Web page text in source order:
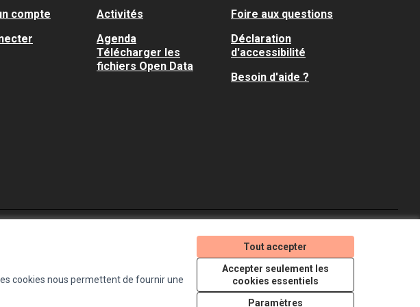
cookies nous permettent de fournir une
Tout accepter
Accepter seulement les
cookies essentiels
Paramètres
compte
Activités
Agenda
Télécharger les
fichiers Open Data
Foire aux questions
Déclaration
d'accessibilité
Besoin d'aide ?
(Lien externe)
(Lien externe)
(Lien externe)
Licence Creative
(Lien externe)